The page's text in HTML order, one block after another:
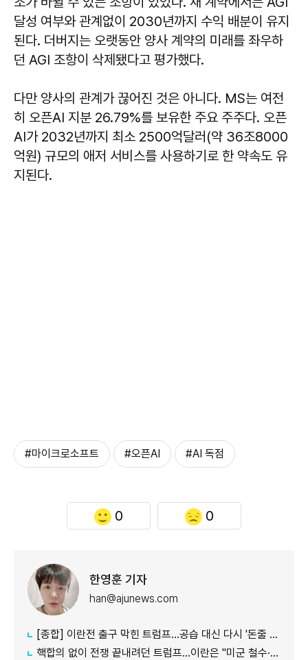
달성 여부와 관계없이 2030년까지 수익 배분이 유지
된다. 더버지는 오랫동안 양사 계약의 미래를 좌우하
던 AGI 조항이 삭제됐다고 평가했다.
다만 양사의 관계가 끊어진 것은 아니다. MS는 여전
히 오픈AI 지분 26.79%를 보유한 주요 주주다. 오픈
AI가 2032년까지 최소 2500억달러(약 36조8000
억원) 규모의 애저 서비스를 사용하기로 한 약속도 유
지된다.
#마이크로소프트 #오픈AI #AI 독점
0 0
한영훈 기자
han@ajunews.com
[종합] 이란전 출구 막힌 트럼프…공습 대신 다시 '돈줄 죄기'
핵합의 없이 전쟁 끝내려던 트럼프…이란은 "미군 철수·배상부터"